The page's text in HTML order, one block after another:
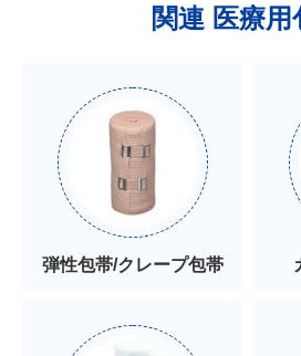
関連 医療用
弾性包帯/クレープ包帯